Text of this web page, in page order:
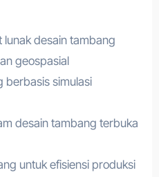
lunak desain tambang
geospasial
berbasis simulasi
desain tambang terbuka
untuk efisiensi produksi